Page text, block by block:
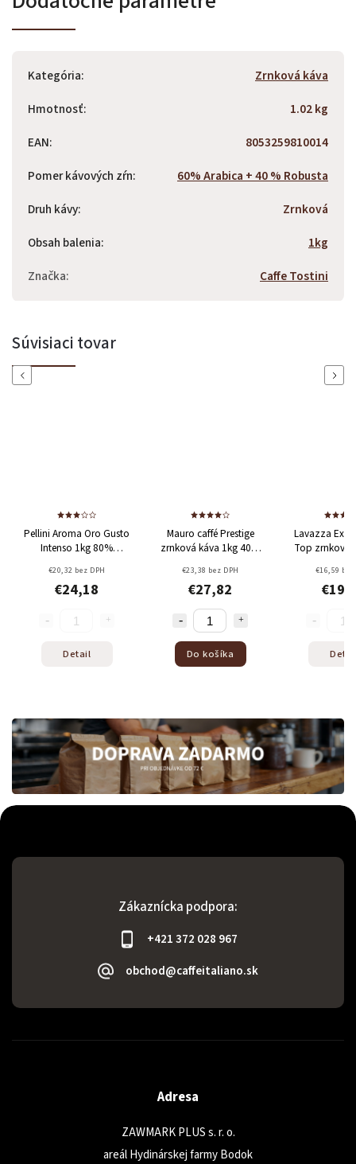
Kategória:
Zrnková káva
Hmotnosť:
1.02 kg
EAN:
8053259810014
Pomer kávových zŕn:
60% Arabica + 40 % Robusta
Druh kávy:
Zrnková
Obsah balenia:
1kg
Značka: Caffe Tostini
Súvisiaci tovar
Previous
Aroma Oro Gusto
Intenso 1kg80%
€20,32 bez DPH
€24,18
Mauro caffé Prestige
zrnková káva 1kg40%
€23,38 bez DPH
€27,82
Do košíka
Lavazza Expert
Top zrnková káva 1
€16,59 bez DPH
€19,74
Next
Zákaznícka podpora:
+421 372 028 967
obchod@caffeitaliano.sk
Adresa
ZAWMARK PLUS s. r. o.
areál Hydinárskej farmy Bodok